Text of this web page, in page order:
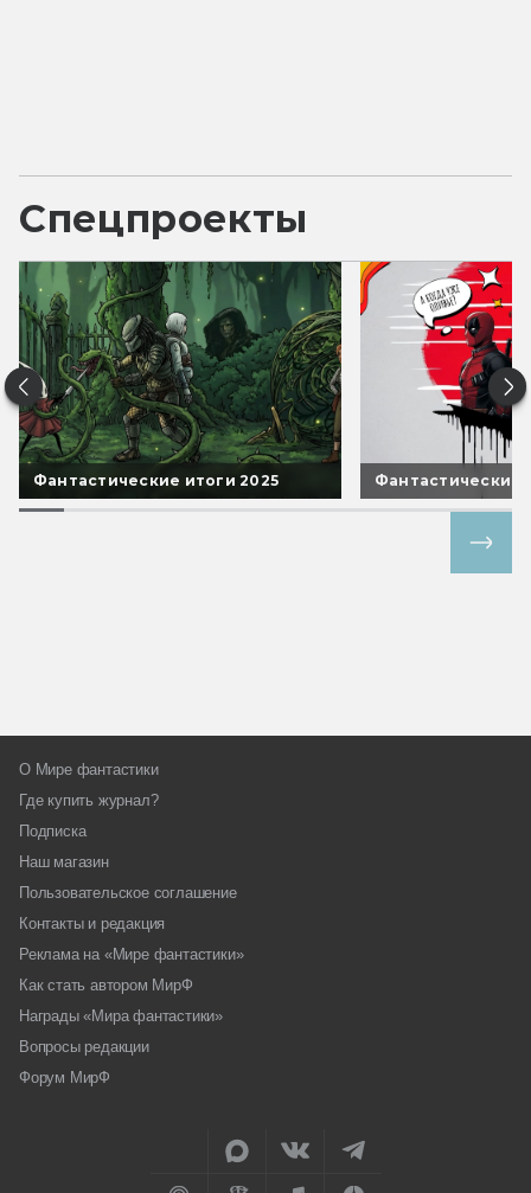
Спецпроекты
Фантастические итоги 2025 Фантастические
О Мире фантастики
Где купить журнал?
Подписка
Наш магазин
Пользовательское соглашение
Контакты и редакция
Реклама на «Мире фантастики»
Как стать автором МирФ
Награды «Мира фантастики»
Вопросы редакции
Форум МирФ